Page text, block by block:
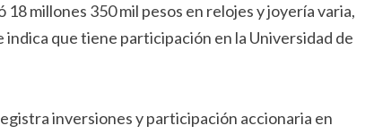
millones 350 mil pesos en relojes y joyería varia,
indica que tiene participación en la Universidad de
inversiones y participación accionaria en